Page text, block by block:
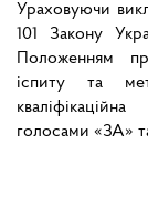
Ураховуючи
101 Закону
Положенням
іспиту та
голосами «ЗА»